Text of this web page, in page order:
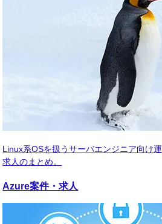
Linux系OSを扱うサーバエンジニア向け
求人のまとめ。
Azure案件・求人